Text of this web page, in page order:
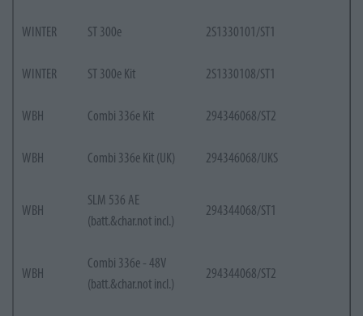
WINTER ST 300e 2S1330101/ST1
WINTER ST 300e Kit 2S1330108/ST1
WBH Combi 336e Kit 294346068/ST2
WBH Combi 336e Kit (UK) 294346068/UKS
WBH
SLM 536 AE
(batt.&char.not incl.)
294344068/ST1
WBH
Combi 336e - 48V
(batt.&char.not incl.)
294344068/ST2